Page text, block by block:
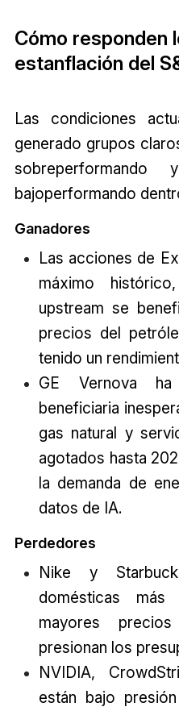
Cómo responden
estanflación del
Las condiciones
generado grupos
bajoperformando
Ganadores
Las acciones de
máximo
upstream se
precios del
tenido un
GE Vernova
beneficiaria
gas natural y
agotados hasta
la demanda de
datos de IA.
Perdedores
Nike y
domésticas
mayores
presionan los
NVIDIA,
están bajo